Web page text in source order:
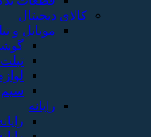
کالای دیجیتال
موبایل و
تبلت
رایانه